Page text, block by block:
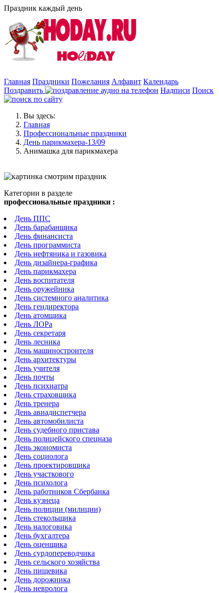
Праздник каждый день
Главная Праздники Пожелания Алфавит Календарь
Поздравить
Надписи Поиск
Вы здесь:
Главная
Профессиональные праздники
День парикмахера-13/09
Анимашка для парикмахера
Категории в разделе
профессиональные праздники :
День ППС
День барабанщика
День финансиста
День программиста
День нефтяника и газовика
День дизайнера-графика
День парикмахера
День воспитателя
День оружейника
День системного аналитика
День гендиректора
День атомщика
День ЛОРа
День секретаря
День лесника
День машиностроителя
День архитектуры
День учителя
День почты
День психиатра
День страховщика
День тренера
День авиадиспетчера
День автомобилиста
День судебного пристава
День полицейского спецназа
День экономиста
День социолога
День проектировщика
День участкового
День психолога
День работников Сбербанка
День кузнеца
День полиции (милиции)
День стекольщика
День налоговика
День бухгалтера
День оценщика
День сурдопереводчика
День сельского хозяйства
День пищевика
День дорожника
День невролога